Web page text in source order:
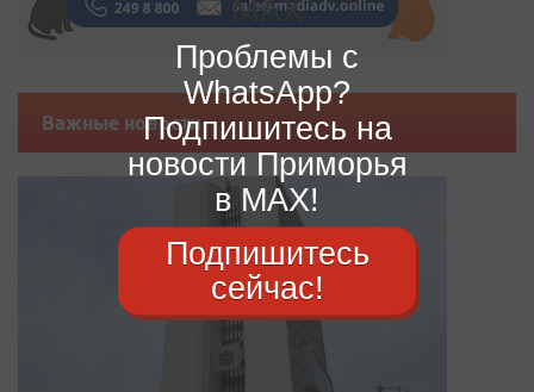
Важные новости
Проблемы с
WhatsApp?
Подпишитесь на
новости Приморья
в MAX!
Подпишитесь
сейчас!